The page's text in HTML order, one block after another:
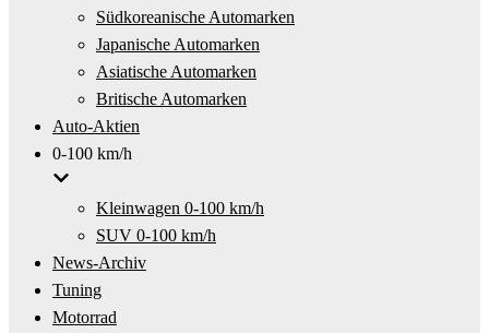
Südkoreanische Automarken
Japanische Automarken
Asiatische Automarken
Britische Automarken
Auto-Aktien
0-100 km/h
Kleinwagen 0-100 km/h
SUV 0-100 km/h
News-Archiv
Tuning
Motorrad